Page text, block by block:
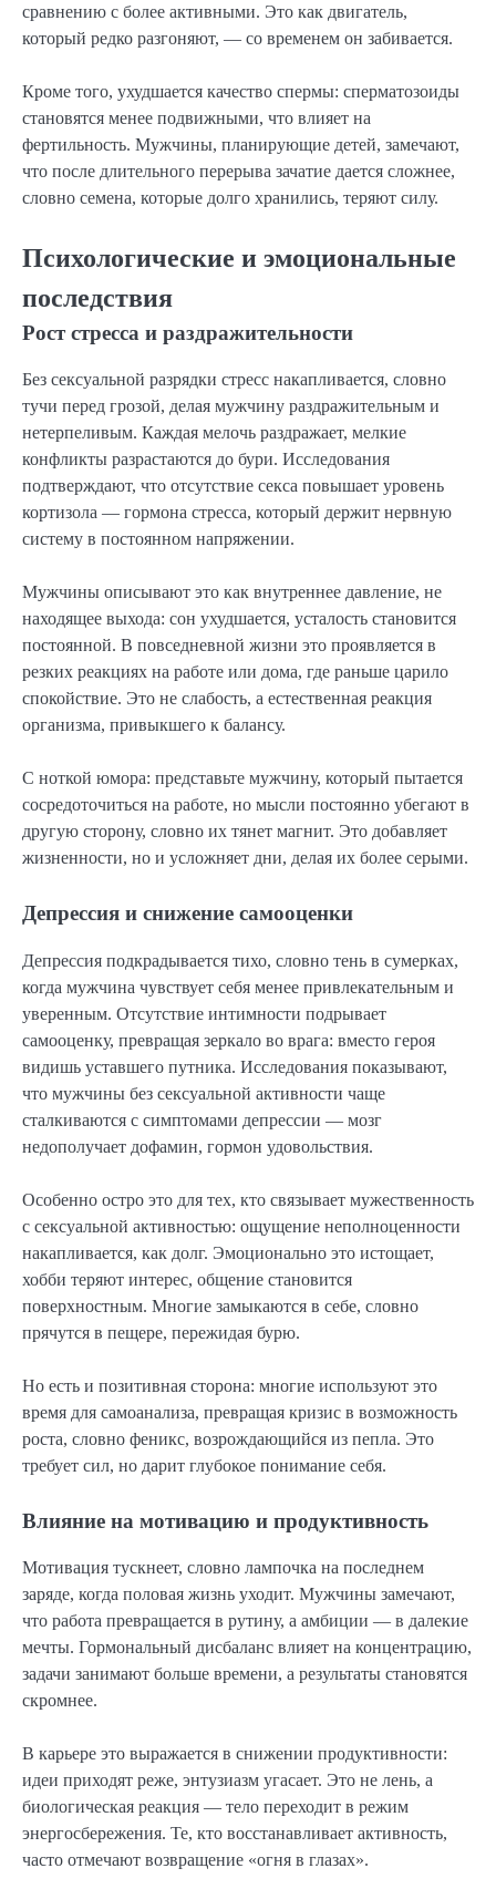
сравнению с более активными. Это как двигатель,
который редко разгоняют, — со временем он забивается.
Кроме того, ухудшается качество спермы: сперматозоиды
становятся менее подвижными, что влияет на
фертильность. Мужчины, планирующие детей, замечают,
что после длительного перерыва зачатие дается сложнее,
словно семена, которые долго хранились, теряют силу.
Психологические и эмоциональные
последствия
Рост стресса и раздражительности
Без сексуальной разрядки стресс накапливается, словно
тучи перед грозой, делая мужчину раздражительным и
нетерпеливым. Каждая мелочь раздражает, мелкие
конфликты разрастаются до бури. Исследования
подтверждают, что отсутствие секса повышает уровень
кортизола — гормона стресса, который держит нервную
систему в постоянном напряжении.
Мужчины описывают это как внутреннее давление, не
находящее выхода: сон ухудшается, усталость становится
постоянной. В повседневной жизни это проявляется в
резких реакциях на работе или дома, где раньше царило
спокойствие. Это не слабость, а естественная реакция
организма, привыкшего к балансу.
С ноткой юмора: представьте мужчину, который пытается
сосредоточиться на работе, но мысли постоянно убегают в
другую сторону, словно их тянет магнит. Это добавляет
жизненности, но и усложняет дни, делая их более серыми.
Депрессия и снижение самооценки
Депрессия подкрадывается тихо, словно тень в сумерках,
когда мужчина чувствует себя менее привлекательным и
уверенным. Отсутствие интимности подрывает
самооценку, превращая зеркало во врага: вместо героя
видишь уставшего путника. Исследования показывают,
что мужчины без сексуальной активности чаще
сталкиваются с симптомами депрессии — мозг
недополучает дофамин, гормон удовольствия.
Особенно остро это для тех, кто связывает мужественность
с сексуальной активностью: ощущение неполноценности
накапливается, как долг. Эмоционально это истощает,
хобби теряют интерес, общение становится
поверхностным. Многие замыкаются в себе, словно
прячутся в пещере, пережидая бурю.
Но есть и позитивная сторона: многие используют это
время для самоанализа, превращая кризис в возможность
роста, словно феникс, возрождающийся из пепла. Это
требует сил, но дарит глубокое понимание себя.
Влияние на мотивацию и продуктивность
Мотивация тускнеет, словно лампочка на последнем
заряде, когда половая жизнь уходит. Мужчины замечают,
что работа превращается в рутину, а амбиции — в далекие
мечты. Гормональный дисбаланс влияет на концентрацию,
задачи занимают больше времени, а результаты становятся
скромнее.
В карьере это выражается в снижении продуктивности:
идеи приходят реже, энтузиазм угасает. Это не лень, а
биологическая реакция — тело переходит в режим
энергосбережения. Те, кто восстанавливает активность,
часто отмечают возвращение «огня в глазах».